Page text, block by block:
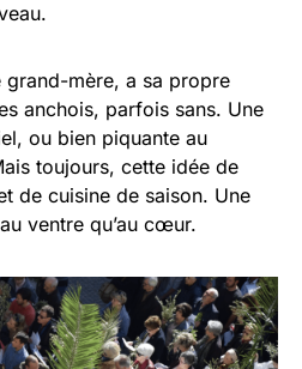
grand-mère, a sa propre
anchois, parfois sans. Une
ou bien piquante au
toujours, cette idée de
de cuisine de saison. Une
ventre qu’au cœur.